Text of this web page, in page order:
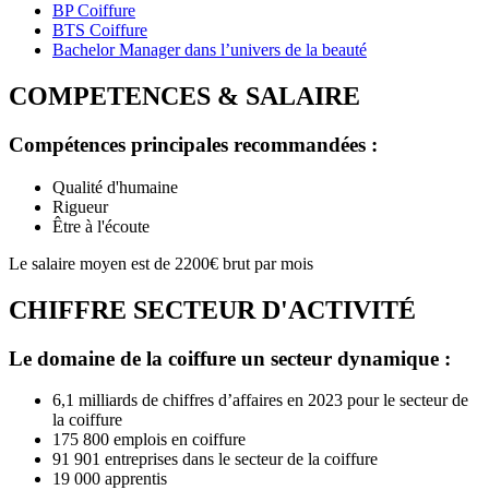
BP Coiffure
BTS Coiffure
Bachelor Manager dans l’univers de la beauté
COMPETENCES & SALAIRE
Compétences principales recommandées :
Qualité d'humaine
Rigueur
Être à l'écoute
Le salaire moyen est de 2200€ brut par mois
CHIFFRE SECTEUR D'ACTIVITÉ
Le domaine de la coiffure un secteur dynamique :
6,1 milliards de chiffres d’affaires en 2023 pour le secteur de
la coiffure
175 800 emplois en coiffure
91 901 entreprises dans le secteur de la coiffure
19 000 apprentis